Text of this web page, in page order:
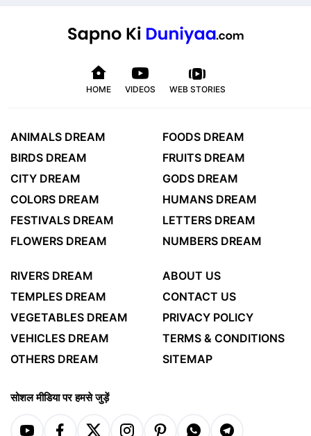
HOME VIDEOS WEB STORIES
ANIMALS DREAM
BIRDS DREAM
CITY DREAM
COLORS DREAM
FESTIVALS DREAM
FLOWERS DREAM
FOODS DREAM
FRUITS DREAM
GODS DREAM
HUMANS DREAM
LETTERS DREAM
NUMBERS DREAM
RIVERS DREAM
TEMPLES DREAM
VEGETABLES DREAM
VEHICLES DREAM
OTHERS DREAM
ABOUT US
CONTACT US
PRIVACY POLICY
TERMS & CONDITIONS
SITEMAP
सोशल मीडिया पर हमसे जुड़ें